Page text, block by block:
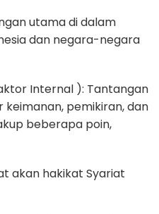
utama di dalam
dan negara-negara
Internal ): Tantangan
pemikiran, dan
beberapa poin,
akan hakikat Syariat